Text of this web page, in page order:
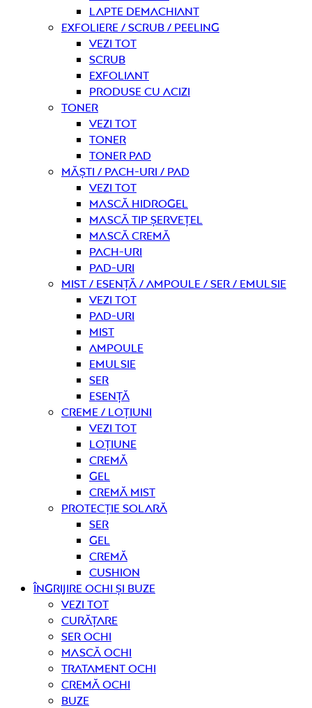
Lapte demachiant
Exfoliere / Scrub / Peeling
Vezi tot
Scrub
Exfoliant
Produse cu acizi
Toner
Vezi tot
Toner
Toner pad
Măști / Pach-uri / Pad
Vezi tot
Mască hidrogel
Mască tip șervețel
Mască Cremă
Pach-uri
Pad-uri
Mist / Esență / Ampoule / Ser / Emulsie
Vezi tot
Pad-uri
Mist
Ampoule
Emulsie
Ser
Esență
Creme / Loțiuni
Vezi tot
Loțiune
Cremă
Gel
Cremă mist
Protecție solară
Ser
Gel
Cremă
Cushion
Îngrijire OCHI ȘI BUZE
Vezi tot
curățare
Ser ochi
Mască ochi
Tratament ochi
Cremă ochi
Buze